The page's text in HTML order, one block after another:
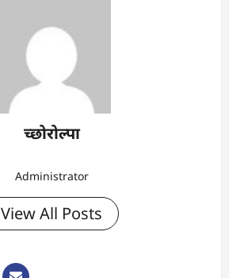
च्छोरोल्पा
Administrator
View All Posts